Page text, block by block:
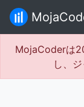
MojaCoderは
し、